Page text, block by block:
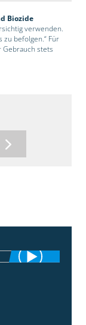
Biozide
verwenden.
befolgen.“ Für
Gebrauch stets